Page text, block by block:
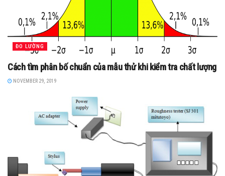
ĐO LƯỜNG
Cách tìm phân bố chuẩn của mẫu thử khi kiểm tra chất lượng
NOVEMBER 29, 2019